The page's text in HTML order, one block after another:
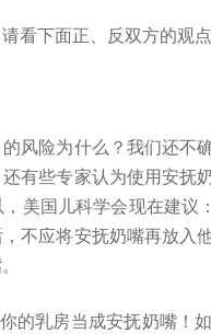
看下面正、反双方的观点
风险为什么？我们还不
有些专家认为使用安抚
美国儿科学会现在建议
不应将安抚奶嘴再放入
的乳房当成安抚奶嘴！